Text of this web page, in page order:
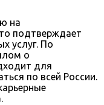
на
подтверждает
услуг. По
о
для
по всей России.